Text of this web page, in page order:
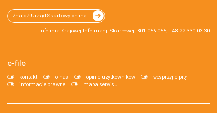
Znajdź Urząd Skarbowy online
Infolinia Krajowej Informacji Skarbowej: 801 055 055, +48 22 330 03 30
e-file
kontakt o nas opinie użytkowników
wesprzyj e-pity
informacje prawne
mapa serwisu